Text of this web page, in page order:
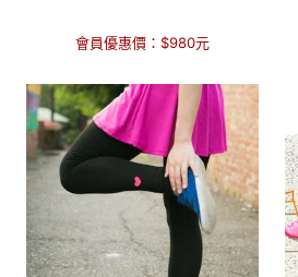
會員優惠價： $980元